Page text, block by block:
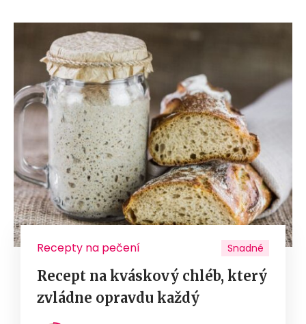
Recepty na pečení Snadné
Recept na kváskový chléb, který
zvládne opravdu každý